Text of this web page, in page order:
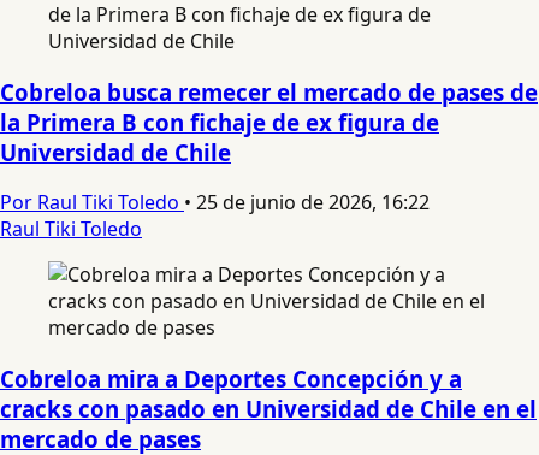
Cobreloa busca remecer el mercado de pases de
la Primera B con fichaje de ex figura de
Universidad de Chile
Por Raul Tiki Toledo • 25 de junio de 2026, 16:22
Raul Tiki Toledo
Cobreloa mira a Deportes Concepción y a
cracks con pasado en Universidad de Chile en el
mercado de pases